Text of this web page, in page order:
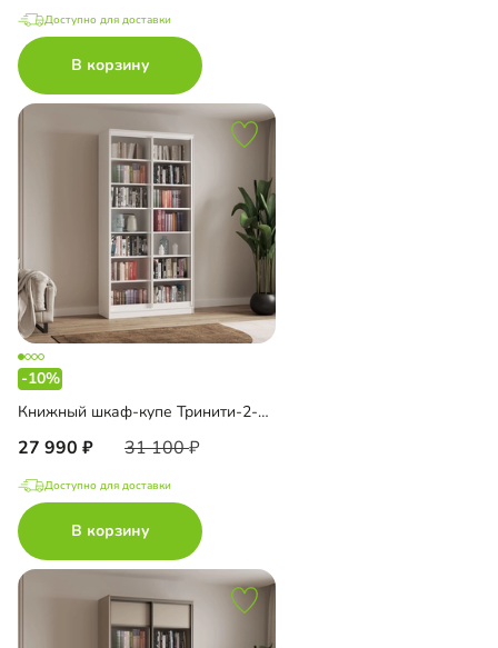
Доступно для доставки
В корзину
-10%
Книжный шкаф-купе Тринити-2-1 6 полок
27 990 31 100
Доступно для доставки
В корзину